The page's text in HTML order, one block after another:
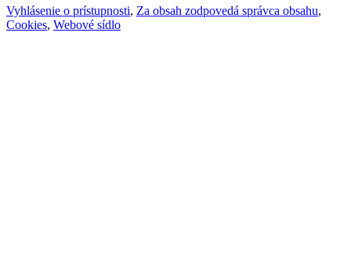
Vyhlásenie o prístupnosti, Za obsah zodpovedá správca obsahu,
Cookies, Webové sídlo